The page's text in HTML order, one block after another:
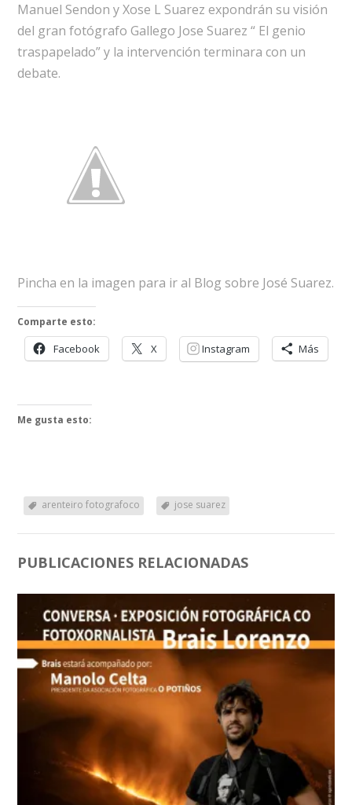
Manuel Sendon y Xose L Suarez expondrán su visión
del gran fotógrafo Gallego Jose Suarez “ El genio
traspapelado” y la intervención terminara con un
debate.
Pincha en la imagen para ir al Blog sobre José Suarez.
Comparte esto:
Facebook X Instagram Más
Me gusta esto:
arenteiro fotografoco jose suarez
PUBLICACIONES RELACIONADAS